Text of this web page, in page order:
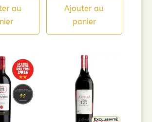
au
Ajouter au
panier